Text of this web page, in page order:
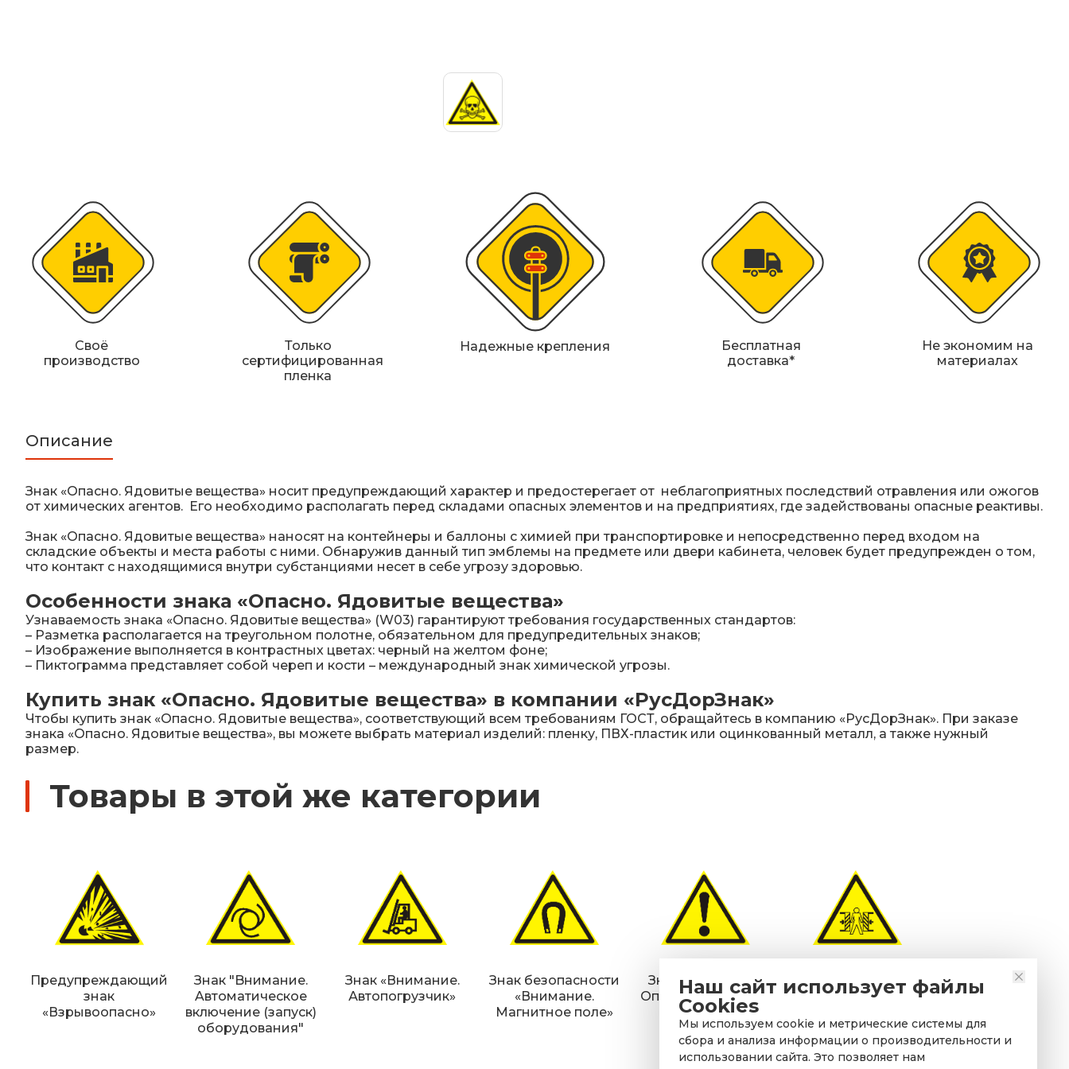
Наш сайт использует файлы
Cookies
Мы используем cookie и метрические системы для
сбора и анализа информации о производительности и
использовании сайта. Это позволяет нам
Знаки магистральных газопроводов Дорожное оборудование
Железнодорожные путевые знаки Прочее
Своё
производство
Только
сертифицированная
пленка
Надежные крепления
Бесплатная
доставка*
Не экономим на
материалах
Описание
Знак «Опасно. Ядовитые вещества» носит предупреждающий характер и предостерегает от неблагоприятных последствий отравления или ожогов
от химических агентов. Его необходимо располагать перед складами опасных элементов и на предприятиях, где задействованы опасные реактивы.
Знак «Опасно. Ядовитые вещества» наносят на контейнеры и баллоны с химией при транспортировке и непосредственно перед входом на
складские объекты и места работы с ними. Обнаружив данный тип эмблемы на предмете или двери кабинета, человек будет предупрежден о том,
что контакт с находящимися внутри субстанциями несет в себе угрозу здоровью.
Особенности знака «Опасно. Ядовитые вещества»
Узнаваемость знака «Опасно. Ядовитые вещества» (W03) гарантируют требования государственных стандартов:
– Разметка располагается на треугольном полотне, обязательном для предупредительных знаков;
– Изображение выполняется в контрастных цветах: черный на желтом фоне;
– Пиктограмма представляет собой череп и кости – международный знак химической угрозы.
Купить знак «Опасно. Ядовитые вещества» в компании «РусДорЗнак»
Чтобы купить знак «Опасно. Ядовитые вещества», соответствующий всем требованиям ГОСТ, обращайтесь в компанию «РусДорЗнак». При заказе
знака «Опасно. Ядовитые вещества», вы можете выбрать материал изделий: пленку, ПВХ-пластик или оцинкованный металл, а также нужный
размер.
Товары в этой же категории
Предупреждающий
знак
«Взрывоопасно»
Знак "Bнимaниe.
Aвтoмaтичecкoe
включeниe (зaпуcк)
oбopудoвaния"
Знак «Внимание.
Автопогрузчик»
Знак безопасности
«Внимание.
Магнитное поле»
Знак «Внимание.
Опасность (прочие
опасности)»
Знак безопасности
W23 «Внимание.